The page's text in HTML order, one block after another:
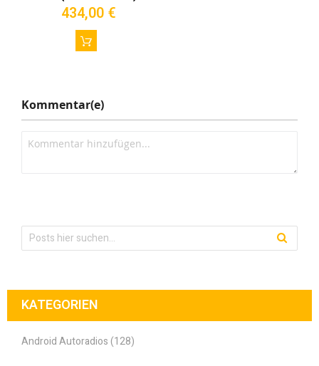
434,00 €
Kommentar(e)
KATEGORIEN
Android Autoradios (128)